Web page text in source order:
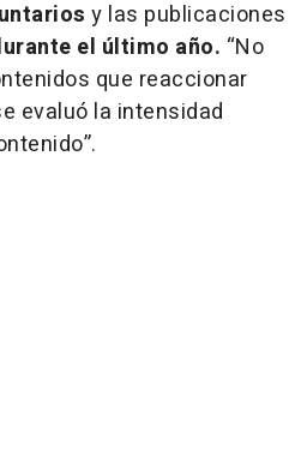
y las publicaciones
el último año. “No
que reaccionar
evaluó la intensidad